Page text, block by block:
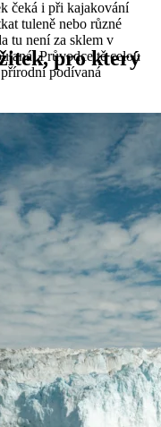
čeká i při kajakování
tuleně nebo různé
tu není za sklem v
Průvodce tě celou
podívaná
pro který